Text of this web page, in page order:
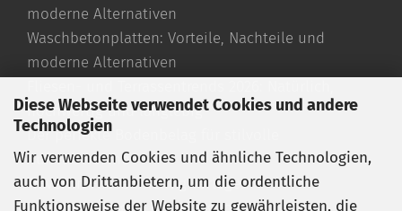
Diese Webseite verwendet Cookies und andere
Technologien
Wir verwenden Cookies und ähnliche Technologien,
auch von Drittanbietern, um die ordentliche
Funktionsweise der Website zu gewährleisten, die
moderne Alternativen
Waschbetonplatten: Vorteile, Nachteile und
moderne Alternativen
hochwertig und langlebig
Der perfekte Bodenbelag für stilvolle
Außenbereiche
Travertin Fliesen richtig verlegen